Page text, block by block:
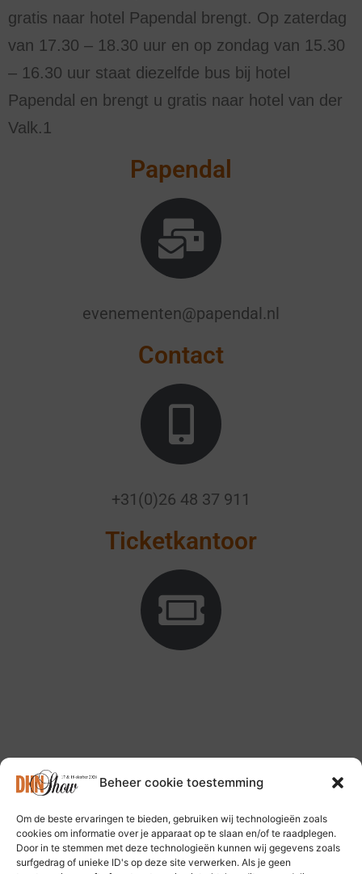
Beheer cookie toestemming
Om de beste ervaringen te bieden, gebruiken wij technologieën zoals
cookies om informatie over je apparaat op te slaan en/of te raadplegen.
Door in te stemmen met deze technologieën kunnen wij gegevens zoals
surfgedrag of unieke ID's op deze site verwerken. Als je geen
gratis naar hotel Papendal brengt. Op zaterdag
van 17.30 – 18.30 uur en op zondag van 15.30
– 16.30 uur staat diezelfde bus bij hotel
Papendal en brengt u gratis naar hotel van der
Valk.1
Papendal
evenementen@papendal.nl
Contact
+31(0)26 48 37 911
Ticketkantoor
Volg ons op: Bluesky Social Media